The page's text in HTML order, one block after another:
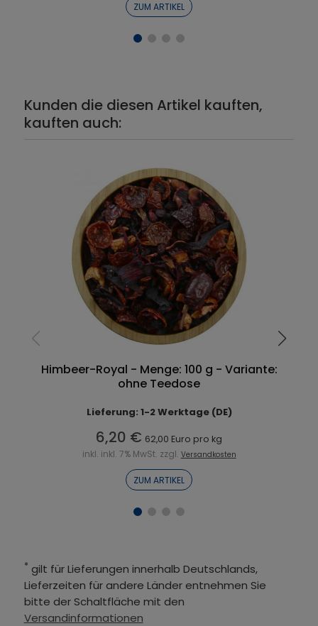
ZUM ARTIKEL
Kunden die diesen Artikel kauften,
kauften auch:
Himbeer-Royal - Menge: 100 g - Variante:
ohne Teedose
Lieferung: 1-2 Werktage (DE)
6,20 € 62,00 Euro pro kg
inkl. inkl. 7% MwSt. zzgl. Versandkosten
ZUM ARTIKEL
* gilt für Lieferungen innerhalb Deutschlands,
Lieferzeiten für andere Länder entnehmen Sie
bitte der Schaltfläche mit den
Versandinformationen